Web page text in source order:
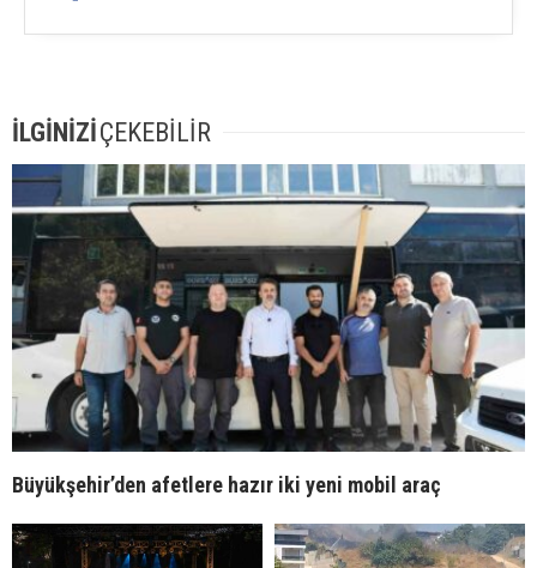
İLGİNİZİÇEKEBİLİR
Büyükşehir’den afetlere hazır iki yeni mobil araç